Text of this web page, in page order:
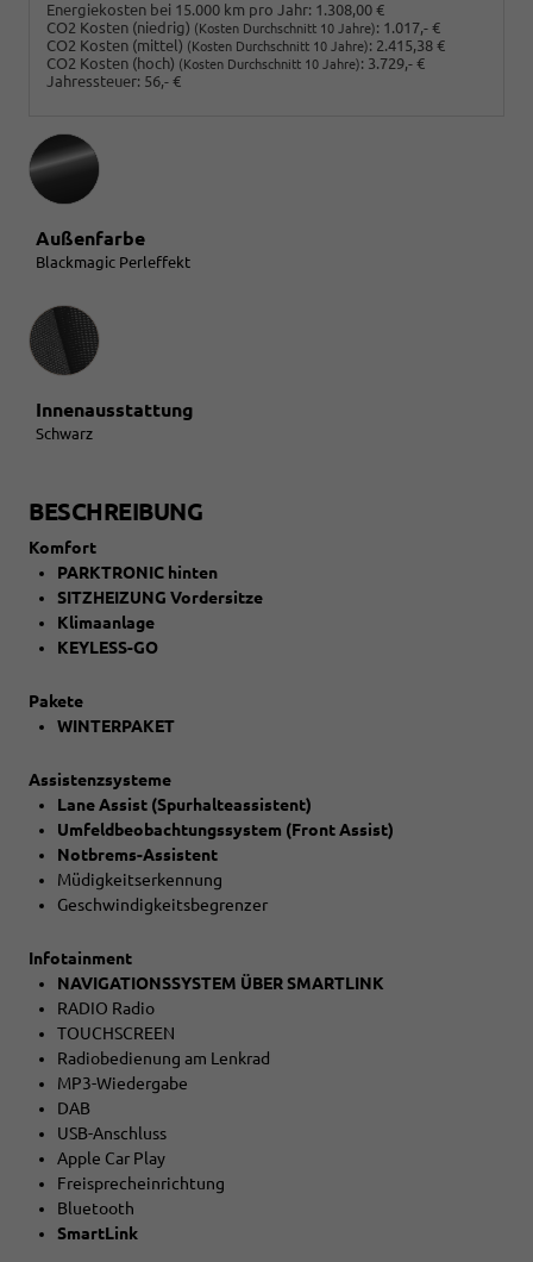
Energiekosten bei 15.000 km pro Jahr: 1.308,00 €
CO2 Kosten (niedrig) (Kosten Durchschnitt 10 Jahre): 1.017,- €
CO2 Kosten (mittel) (Kosten Durchschnitt 10 Jahre): 2.415,38 €
CO2 Kosten (hoch) (Kosten Durchschnitt 10 Jahre): 3.729,- €
Jahressteuer: 56,- €
Außenfarbe
Blackmagic Perleffekt
Innenausstattung
Innenausstattung
Schwarz
BESCHREIBUNG
Komfort
PARKTRONIC hinten
SITZHEIZUNG Vordersitze
Klimaanlage
KEYLESS-GO
Pakete
WINTERPAKET
Assistenzsysteme
Lane Assist (Spurhalteassistent)
Umfeldbeobachtungssystem (Front Assist)
Notbrems-Assistent
Müdigkeitserkennung
Geschwindigkeitsbegrenzer
Infotainment
NAVIGATIONSSYSTEM ÜBER SMARTLINK
RADIO Radio
TOUCHSCREEN
Radiobedienung am Lenkrad
MP3-Wiedergabe
DAB
USB-Anschluss
Apple Car Play
Freisprecheinrichtung
Bluetooth
SmartLink